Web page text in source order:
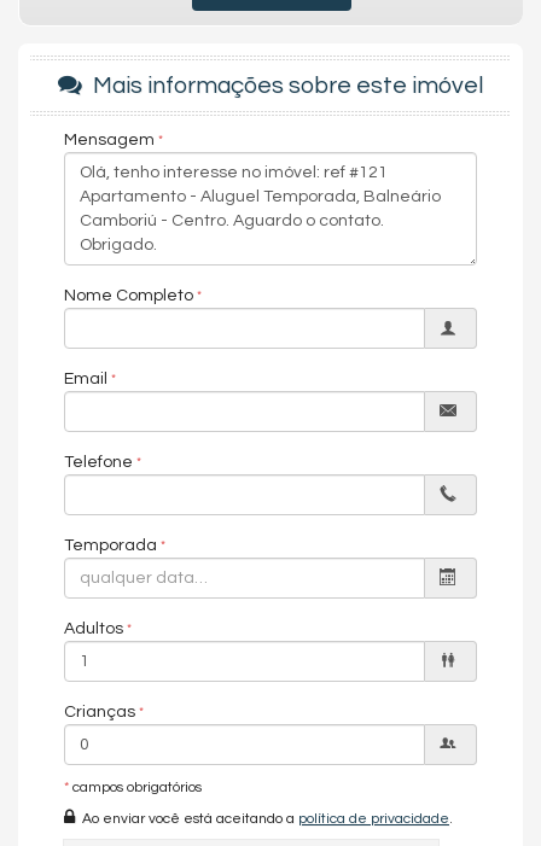
Sala de Estar
Sacada Integrada
Banheiro Social
Características do Empreendimento
Portaria 24h
Portão Eletrônico
Câmeras de Segurança
Elevador
Acessibilidade para PNE
Mais informações sobre este imóvel
Mensagem
Nome Completo
Email
Telefone
Temporada
Adultos
Crianças
* campos obrigatórios
Ao enviar você está aceitando a política de privacidade.